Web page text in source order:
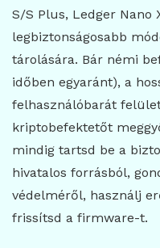
S/S Plus, Ledger Nano
legbiztonságosabb
tárolására. Bár némi
időben egyaránt), a
felhasználóbarát
kriptobefektetőt
mindig tartsd be a
hivatalos forrásból,
védelméről, használj
frissítsd a firmware-t.